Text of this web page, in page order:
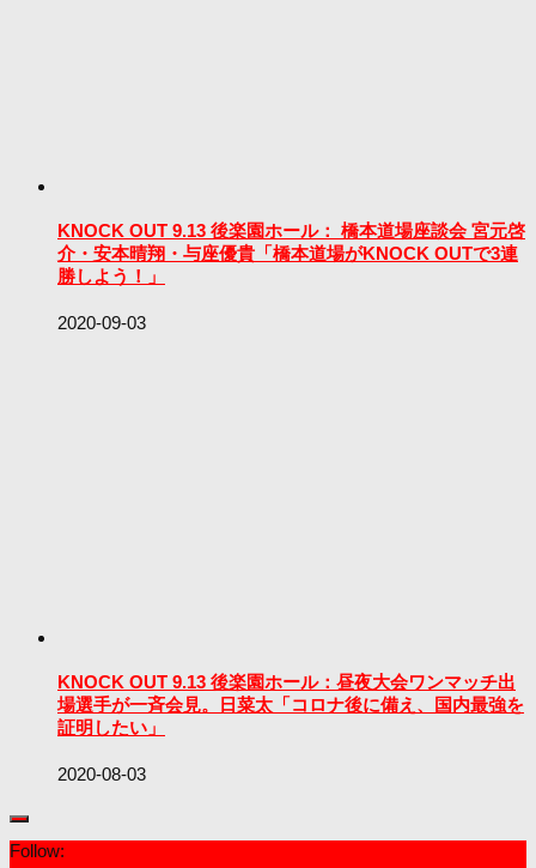
KNOCK OUT 9.13 後楽園ホール： 橋本道場座談会 宮元啓
介・安本晴翔・与座優貴「橋本道場がKNOCK OUTで3連
勝しよう！」
2020-09-03
KNOCK OUT 9.13 後楽園ホール：昼夜大会ワンマッチ出
場選手が一斉会見。日菜太「コロナ後に備え、国内最強を
証明したい」
2020-08-03
Follow: